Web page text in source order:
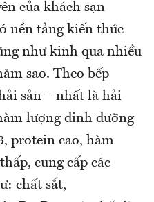
của khách sạn
nền tảng kiến thức
như kinh qua nhiều
sao. Theo bếp
sản – nhất là hải
lượng dinh dưỡng
protein cao, hàm
cung cấp các
chất sắt,